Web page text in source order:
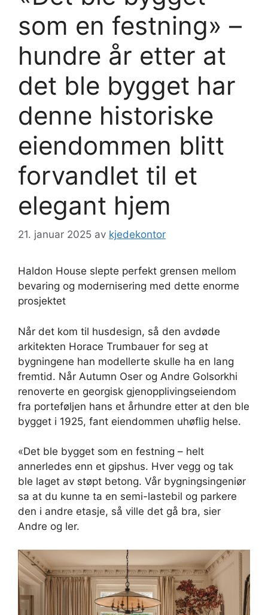
som en festning» –
hundre år etter at
det ble bygget har
denne historiske
eiendommen blitt
forvandlet til et
elegant hjem
21. januar 2025 av kjedekontor
Haldon House slepte perfekt grensen mellom
bevaring og modernisering med dette enorme
prosjektet
Når det kom til husdesign, så den avdøde
arkitekten Horace Trumbauer for seg at
bygningene han modellerte skulle ha en lang
fremtid. Når Autumn Oser og Andre Golsorkhi
renoverte en georgisk gjenopplivingseiendom
fra porteføljen hans et århundre etter at den ble
bygget i 1925, fant eiendommen uhøflig helse.
«Det ble bygget som en festning – helt
annerledes enn et gipshus. Hver vegg og tak
ble laget av støpt betong. Vår bygningsingeniør
sa at du kunne ta en semi-lastebil og parkere
den i andre etasje, så ville det gå bra, sier
Andre og ler.